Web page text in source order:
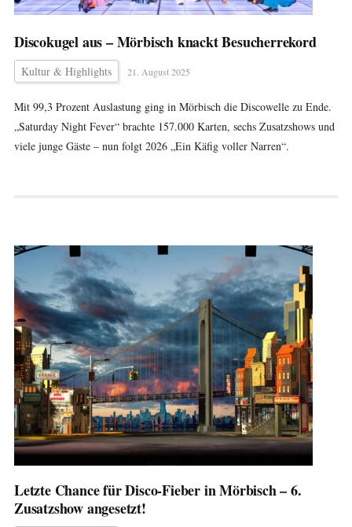
Discokugel aus – Mörbisch knackt Besucherrekord
Kultur & Highlights 21. August 2025
Mit 99,3 Prozent Auslastung ging in Mörbisch die Discowelle zu Ende.
„Saturday Night Fever“ brachte 157.000 Karten, sechs Zusatzshows und
viele junge Gäste – nun folgt 2026 „Ein Käfig voller Narren“.
Letzte Chance für Disco-Fieber in Mörbisch – 6.
Zusatzshow angesetzt!